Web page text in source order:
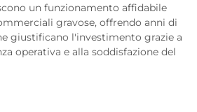
un funzionamento affidabile
gravose, offrendo anni di
giustificano l'investimento grazie a
operativa e alla soddisfazione del